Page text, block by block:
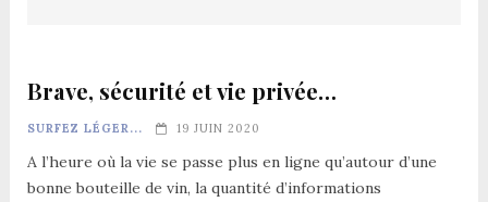
Brave, sécurité et vie privée…
SURFEZ LÉGER... 19 JUIN 2020
A l’heure où la vie se passe plus en ligne qu’autour d’une
bonne bouteille de vin, la quantité d’informations